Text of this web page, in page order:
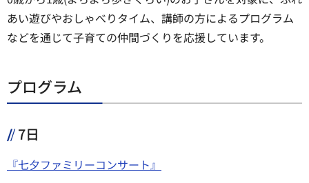
あい遊びやおしゃべりタイム、講師の方によるプログラム
などを通じて子育ての仲間づくりを応援しています。
プログラム
7日
『七夕ファミリーコンサート』